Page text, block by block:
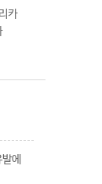
카
에